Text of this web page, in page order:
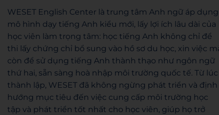
WESET English Center là trung tâm Anh ngữ áp dụng
mô hình dạy tiếng Anh kiểu mới, lấy lợi ích lâu dài của
học viên làm trọng tâm: học tiếng Anh không chỉ để
thi lấy chứng chỉ bổ sung vào hồ sơ du học, xin việc
còn để sử dụng tiếng Anh thành thạo như ngôn ngữ
thứ hai, sẵn sàng hoà nhập môi trường quốc tế. Từ lúc
thành lập, WESET đã không ngừng phát triển và định
hướng mục tiêu đến việc cung cấp môi trường học
tập và phát triển tốt nhất cho học viên, giúp họ trở